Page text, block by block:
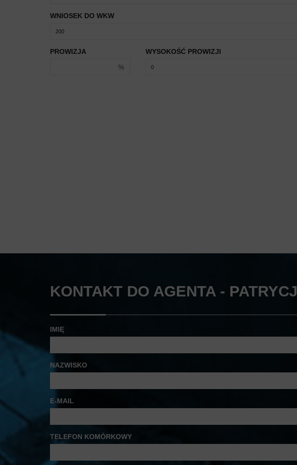
WNIOSEK DO WKW
PROWIZJA
%
WYSOKOŚĆ PROWIZJI
KONTAKT DO AGENTA -
IMIĘ
NAZWISKO
E-MAIL
TELEFON KOMÓRKOWY